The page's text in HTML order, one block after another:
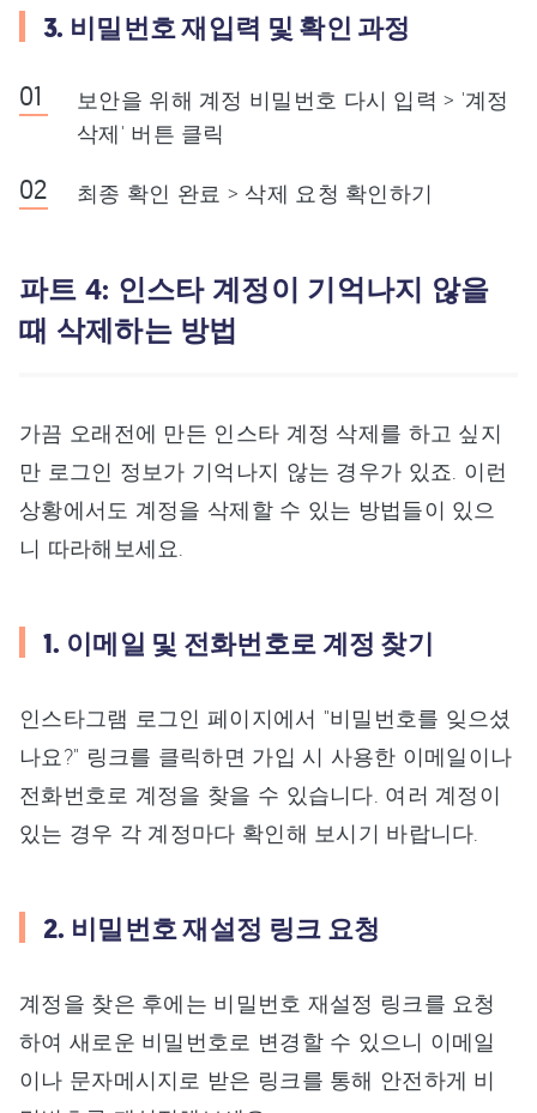
3. 비밀번호 재입력 및 확인 과정
보안을 위해 계정 비밀번호 다시 입력 > '계정
삭제' 버튼 클릭
최종 확인 완료 > 삭제 요청 확인하기
파트 4: 인스타 계정이 기억나지 않을
때 삭제하는 방법
가끔 오래전에 만든 인스타 계정 삭제를 하고 싶지
만 로그인 정보가 기억나지 않는 경우가 있죠. 이런
상황에서도 계정을 삭제할 수 있는 방법들이 있으
니 따라해보세요.
1. 이메일 및 전화번호로 계정 찾기
인스타그램 로그인 페이지에서 "비밀번호를 잊으셨
나요?" 링크를 클릭하면 가입 시 사용한 이메일이나
전화번호로 계정을 찾을 수 있습니다. 여러 계정이
있는 경우 각 계정마다 확인해 보시기 바랍니다.
2. 비밀번호 재설정 링크 요청
계정을 찾은 후에는 비밀번호 재설정 링크를 요청
하여 새로운 비밀번호로 변경할 수 있으니 이메일
이나 문자메시지로 받은 링크를 통해 안전하게 비